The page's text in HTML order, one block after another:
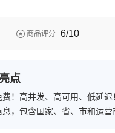
 商品评分 6/10
点
费！高并发、高可用、低延
息，包含国家、省、市和运